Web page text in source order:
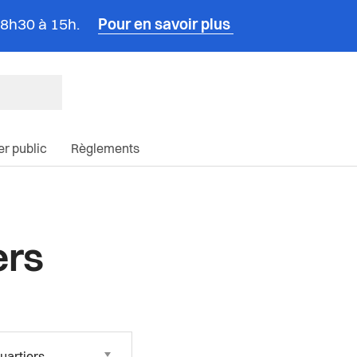
à 15h. Pour en savoir plus
public Règlements